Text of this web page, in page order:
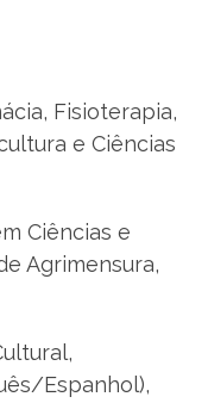
Fisioterapia,
e Ciências
Ciências e
Agrimensura,
Espanhol),